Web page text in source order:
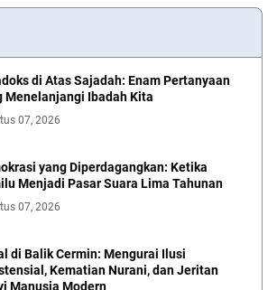
di Atas Sajadah: Enam Pertanyaan
Menelanjangi Ibadah Kita
07, 2026
yang Diperdagangkan: Ketika
Menjadi Pasar Suara Lima Tahunan
07, 2026
di Balik Cermin: Mengurai Ilusi
Kematian Nurani, dan Jeritan
Manusia Modern